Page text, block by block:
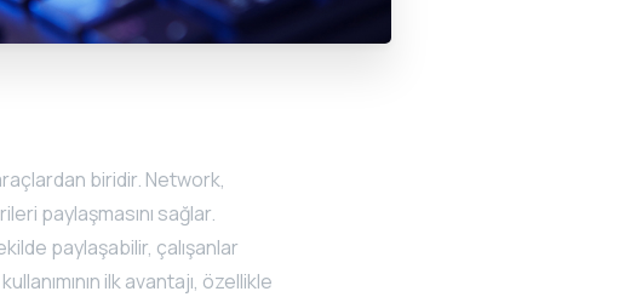
biridir. Network,
paylaşmasını sağlar.
paylaşabilir, çalışanlar
ilk avantajı, özellikle